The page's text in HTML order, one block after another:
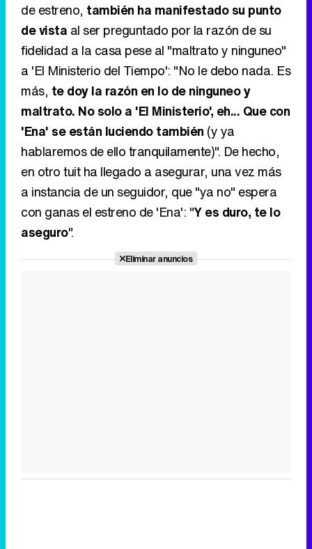
de estreno, también ha manifestado su punto
de vista al ser preguntado por la razón de su
fidelidad a la casa pese al "maltrato y ninguneo"
a 'El Ministerio del Tiempo': "No le debo nada. Es
más, te doy la razón en lo de ninguneo y
maltrato. No solo a 'El Ministerio', eh... Que con
'Ena' se están luciendo también (y ya
hablaremos de ello tranquilamente)". De hecho,
en otro tuit ha llegado a asegurar, una vez más
a instancia de un seguidor, que "ya no" espera
con ganas el estreno de 'Ena': "Y es duro, te lo
aseguro".
Eliminar anuncios